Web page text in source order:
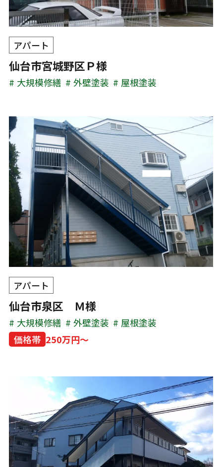
アパート
仙台市宮城野区Ｐ様
大規模修繕 外壁塗装 屋根塗装
アパート
仙台市泉区 Ｍ様
大規模修繕 外壁塗装
屋根塗装
価格帯 250万円～